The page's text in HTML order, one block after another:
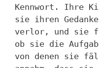
Kennwort. Ihre
sie ihren
verlor, und sie
ob sie die
von denen sie